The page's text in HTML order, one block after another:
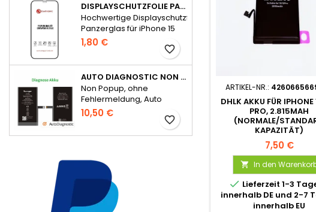
DISPLAYSCHUTZFOLIE PANZERGLAS FÜR IPHONE 15 SERIE FULL GLUE
Hochwertige Displayschutzfolie
Panzerglas für iPhone 15
Serie Full Glue
1,80 €
favorite_border
AUTO DIAGNOSTIC NON POPUP AKKU FÜR IPHONE 14 OHNE FEHLERMELDUNG
Non Popup, ohne
Fehlermeldung, Auto
Diagnostic
10,50 €
favorite_border
ARTIKEL-NR.:
DHLK AKKU FÜR IPHONE
PRO, 2.815MAH
(NORMALE/
KAPAZITÄT)
7,50 €
 In den
 Lieferzeit 1-3
innerhalb DE und 2-7
innerhalb EU